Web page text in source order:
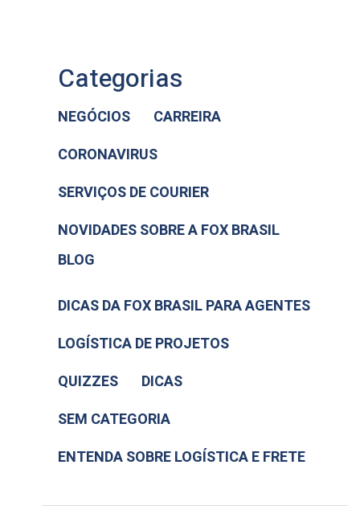
Categorias
NEGÓCIOS
CARREIRA
CORONAVIRUS
SERVIÇOS DE COURIER
NOVIDADES SOBRE A FOX BRASIL
BLOG
DICAS DA FOX BRASIL PARA AGENTES
LOGÍSTICA DE PROJETOS
QUIZZES
DICAS
SEM CATEGORIA
ENTENDA SOBRE LOGÍSTICA E FRETE